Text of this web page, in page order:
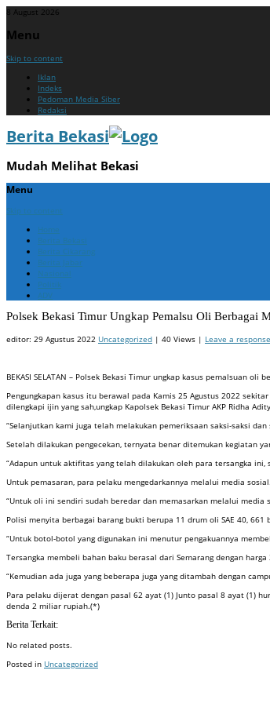
8 August 2026
Menu
Skip to content
Iklan
Indeks
Pedoman Media Siber
Redaksi
Berita Bekasi
Mudah Melihat Bekasi
Menu
Skip to content
Home
Berita Bekasi
Berita Cikarang
Berita Jabar
Nasional
Politik
ADV
Polsek Bekasi Timur Ungkap Pemalsu Oli Berbagai
editor: 29 Agustus 2022 Uncategorized | 40 Views | Leave a response
BEKASI SELATAN – Polsek Bekasi Timur ungkap kasus pemalsuan
Pengungkapan kasus itu berawal pada Kamis 25 Agustus 2022
dilengkapi ijin yang sah,ungkap Kapolsek Bekasi Timur AKP Ridha
“Selanjutkan kami juga telah melakukan pemeriksaan saksi-saksi
Setelah dilakukan pengecekan, ternyata benar ditemukan kegiatan
“Adapun untuk aktifitas yang telah dilakukan oleh para tersangka
Untuk pemasaran, para pelaku mengedarkannya melalui media
“Untuk oli ini sendiri sudah beredar dan memasarkan melalui
Polisi menyita berbagai barang bukti berupa 11 drum oli SAE 40,
“Untuk botol-botol yang digunakan ini menutur pengakuannya
Tersangka membeli bahan baku berasal dari Semarang dengan
“Kemudian ada juga yang beberapa juga yang ditambah dengan
Para pelaku dijerat dengan pasal 62 ayat (1) Junto pasal 8 ayat (1)
denda 2 miliar rupiah.(*)
Berita Terkait:
No related posts.
Posted in Uncategorized